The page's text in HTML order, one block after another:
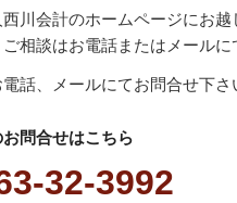
川会計のホームページにお越
相談はお電話またはメールに
話、メールにてお問合せ下さ
問合せはこちら
32-3992